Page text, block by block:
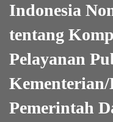
Indonesia
tentang
Pelayanan
Kementerian/
Pemerintah